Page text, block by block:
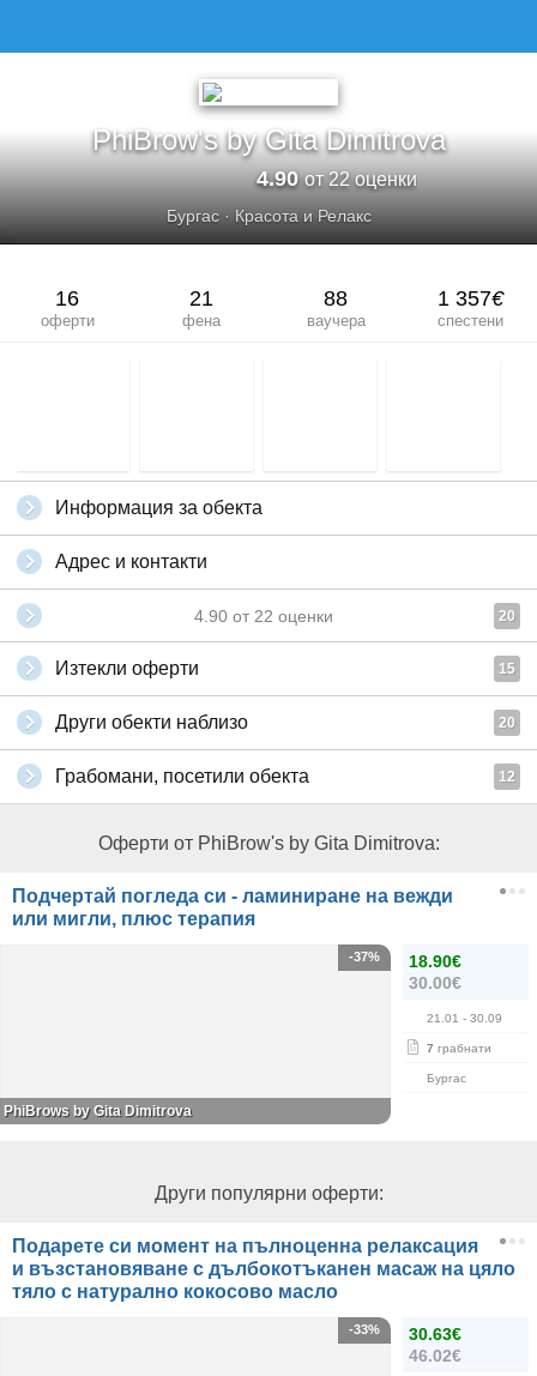
PhiBrow's by Gita Dimitrova
4.90от 22 оценки
Бургас· Красота и Релакс
16
оферти
21
фена
88
ваучера
1 357€
спестени
Информация за обекта
Адрес и контакти
4.90 от 22 оценки 20
Изтекли оферти 15
Други обекти наблизо 20
Грабомани, посетили обекта 12
Оферти от PhiBrow's by Gita Dimitrova:
Подчертай погледа си - ламиниране на вежди
или мигли, плюс терапия
18.90€
30.00€
21.01 - 30.09
7 грабнати
Бургас
-37%
PhiBrows by Gita Dimitrova
Други популярни оферти:
Подарете си момент на пълноценна релаксация
и възстановяване с дълбокотъканен масаж на цяло
тяло с натурално кокосово масло
30.63€
46.02€
-33%